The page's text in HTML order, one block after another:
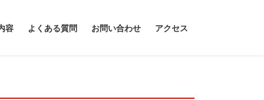
容 よくある質問 お問い合わせ アクセス